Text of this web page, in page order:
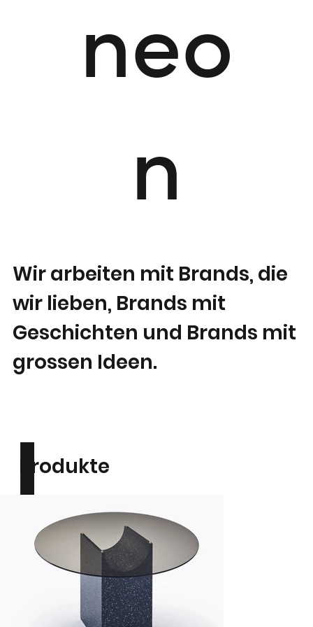
k
I
s.c
h
+
neo
n
Wir arbeiten mit Brands, die
wir lieben, Brands mit
Geschichten und Brands mit
grossen Ideen.
Produkte